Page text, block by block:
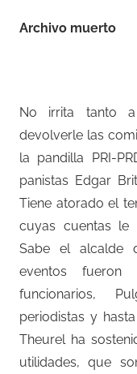
Archivo muerto
No irrita tanto a
devolverle las
la pandilla PRI-
panistas Edgar
Tiene atorado el
cuyas cuentas le
Sabe el alcalde
eventos
funcionarios,
periodistas y
Theurel ha
utilidades, que